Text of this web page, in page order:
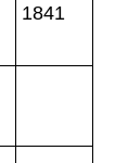
1841